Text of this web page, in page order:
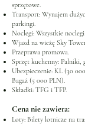
sprzętowe.
Transport: Wynajem
parkingi.
Noclegi: Wszystkie
Wjazd na wieżę Sky
Przeprawa promowa.
Sprzęt kuchenny: Palniki,
Ubezpieczenie: KL (30
Bagaż (5 000 PLN).
Składki: TFG i TFP.
Cena nie zawiera:
Loty: Bilety lotnicze na